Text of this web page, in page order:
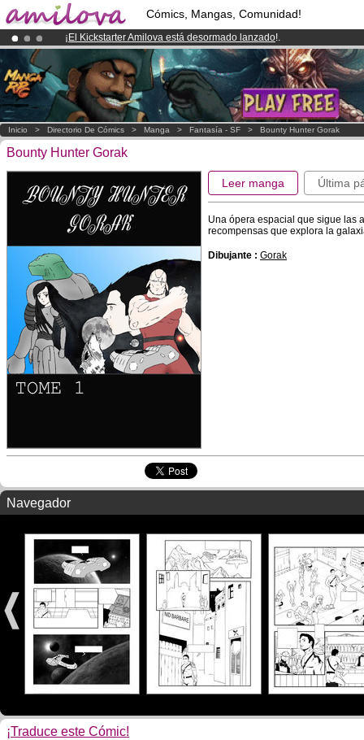
Cómics, Mangas, Comunidad!
¡ El Kickstarter Amilova está desormado lanzado!.
¡Ya tenemos 134393miembrosy 1208Cómics y Mangas!.
¡Conviertete en Premium por3.95 euros al mes!Hazte Premium ya
Inicio > Directorio De Cómics > Manga > Fantasía - SF > Bounty Hunter Gorak
Bounty Hunter Gorak
Leer manga Última
Una ópera espacial que sigue las
recompensas que explora la
Dibujante : Gorak
Navegador
¡Traduce este Cómic!